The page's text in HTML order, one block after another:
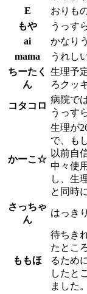
E
おりも
もや
うっす
ai
かなり
mama
うれし
ちーたく
ん
生理予
ろクッ
コタコロ
病院で
うっす
かーこ☆
生理が
で、も
以前自
中々使
し、生
と同時
さっちゃ
ん
はっき
ももほ
待ちき
たとこ
るため
したと
ました。